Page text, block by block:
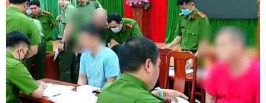
bạch bữa ăn bán trú trước thềm năm
học mới
05/08/2026 02:01
Hưng Yên chuyển trụ sở dôi dư
thành trường học, mở rộng không